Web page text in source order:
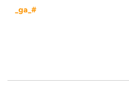
_ga_#